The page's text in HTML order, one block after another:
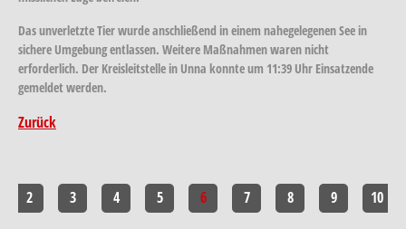
Das unverletzte Tier wurde anschließend in einem nahegelegenen See in
sichere Umgebung entlassen. Weitere Maßnahmen waren nicht
erforderlich. Der Kreisleitstelle in Unna konnte um 11:39 Uhr Einsatzende
gemeldet werden.
Zurück
2 3 4 5 6 7 8 9 10